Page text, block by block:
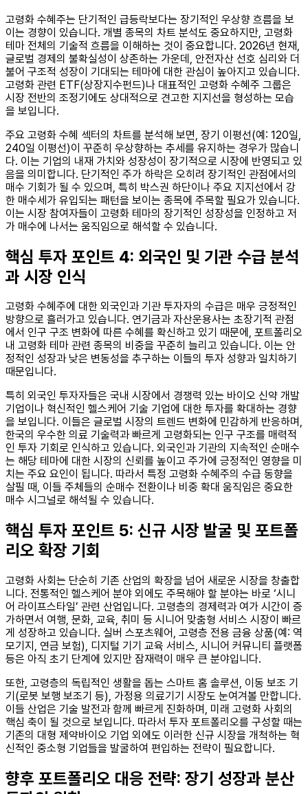
고령화 수혜주는 단기적인 급등락보다는 장기적인 우상향 흐름을 보
이는 경향이 있습니다. 개별 종목의 차트 분석도 중요하지만, 고령화
테마 전체의 기술적 흐름을 이해하는 것이 중요합니다. 2026년 현재,
글로벌 경제의 불확실성이 상존하는 가운데, 안전자산 선호 심리와 더
불어 구조적 성장이 기대되는 테마에 대한 관심이 높아지고 있습니다.
고령화 관련 ETF(상장지수펀드)나 대표적인 고령화 수혜주 그룹은
시장 전반의 조정기에도 상대적으로 견고한 지지선을 형성하는 모습
을 보입니다.
주요 고령화 수혜 섹터의 차트를 분석해 보면, 장기 이평선(예: 120일,
240일 이평선)이 꾸준히 우상향하는 추세를 유지하는 경우가 많습니
다. 이는 기업의 내재 가치와 성장성이 장기적으로 시장에 반영되고 있
음을 의미합니다. 단기적인 주가 하락은 오히려 장기적인 관점에서의
매수 기회가 될 수 있으며, 특히 박스권 하단이나 주요 지지선에서 강
한 매수세가 유입되는 패턴을 보이는 종목에 주목할 필요가 있습니다.
이는 시장 참여자들이 고령화 테마의 장기적인 성장성을 인정하고 저
가 매수에 나서는 움직임으로 해석할 수 있습니다.
핵심 투자 포인트 4: 외국인 및 기관 수급 분석
과 시장 인식
고령화 수혜주에 대한 외국인과 기관 투자자의 수급은 매우 긍정적인
방향으로 흘러가고 있습니다. 연기금과 자산운용사는 초장기적 관점
에서 인구 구조 변화에 따른 수혜를 확신하고 있기 때문에, 포트폴리오
내 고령화 테마 관련 종목의 비중을 꾸준히 늘리고 있습니다. 이는 안
정적인 성장과 낮은 변동성을 추구하는 이들의 투자 성향과 일치하기
때문입니다.
특히 외국인 투자자들은 국내 시장에서 경쟁력 있는 바이오 신약 개발
기업이나 혁신적인 헬스케어 기술 기업에 대한 투자를 확대하는 경향
을 보입니다. 이들은 글로벌 시장의 트렌드 변화에 민감하게 반응하며,
한국의 우수한 의료 기술력과 빠르게 고령화되는 인구 구조를 매력적
인 투자 기회로 인식하고 있습니다. 외국인과 기관의 지속적인 순매수
는 해당 테마에 대한 시장의 신뢰를 높이고 주가에 긍정적인 영향을 미
치는 주요 요인이 됩니다. 따라서 특정 고령화 수혜주의 수급 동향을
살필 때, 이들 주체들의 순매수 전환이나 비중 확대 움직임은 중요한
매수 시그널로 해석될 수 있습니다.
핵심 투자 포인트 5: 신규 시장 발굴 및 포트폴
리오 확장 기회
고령화 사회는 단순히 기존 산업의 확장을 넘어 새로운 시장을 창출합
니다. 전통적인 헬스케어 분야 외에도 주목해야 할 분야는 바로 ‘시니
어 라이프스타일’ 관련 산업입니다. 고령층의 경제력과 여가 시간이 증
가하면서 여행, 문화, 교육, 취미 등 시니어 맞춤형 서비스 시장이 빠르
게 성장하고 있습니다. 실버 스포츠웨어, 고령층 전용 금융 상품(예: 역
모기지, 연금 보험), 디지털 기기 교육 서비스, 시니어 커뮤니티 플랫폼
등은 아직 초기 단계에 있지만 잠재력이 매우 큰 분야입니다.
또한, 고령층의 독립적인 생활을 돕는 스마트 홈 솔루션, 이동 보조 기
기(로봇 보행 보조기 등), 가정용 의료기기 시장도 눈여겨볼 만합니다.
이들 산업은 기술 발전과 함께 빠르게 진화하며, 미래 고령화 사회의
핵심 축이 될 것으로 보입니다. 따라서 투자 포트폴리오를 구성할 때는
기존의 대형 제약바이오 기업 외에도 이러한 신규 시장을 개척하는 혁
신적인 중소형 기업들을 발굴하여 편입하는 전략이 필요합니다.
향후 포트폴리오 대응 전략: 장기 성장과 분산